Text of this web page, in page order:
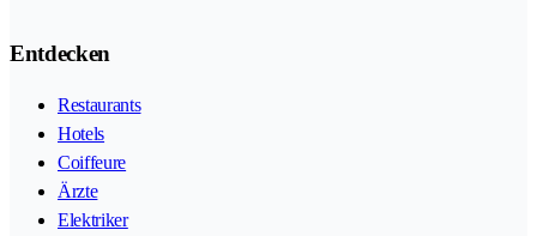
Entdecken
Restaurants
Hotels
Coiffeure
Ärzte
Elektriker